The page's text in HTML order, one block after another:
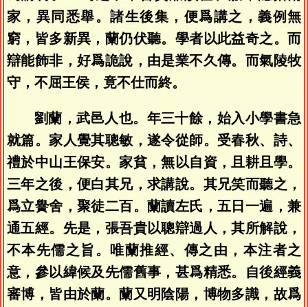
家，異同悉舉。諸生後集，便爲講之，義例無
窮，皆多新異，蘭仍伏聽。學者以此益奇之。而
辯能飾非，好爲詭說，由是業不久傳。而氣陵牧
守，不屈王侯，竟不仕而終。
劉蘭，武邑人也。年三十餘，始入小學書急
就篇。家人覺其聰敏，遂令從師。受春秋、詩、
禮於中山王保安。家貧，無以自資，且耕且學。
三年之後，便白其兄，求講說。其兄笑而聽之，
爲立黌舍，聚徒二百。蘭讀左氏，五日一遍，兼
通五經。先是，張吾貴以聰辯過人，其所解說，
不本先儒之旨。唯蘭推經、傳之由，本注者之
意，參以緯候及先儒舊事，甚爲精悉。自後經義
審博，皆由於蘭。蘭又明陰陽，博物多識，故爲